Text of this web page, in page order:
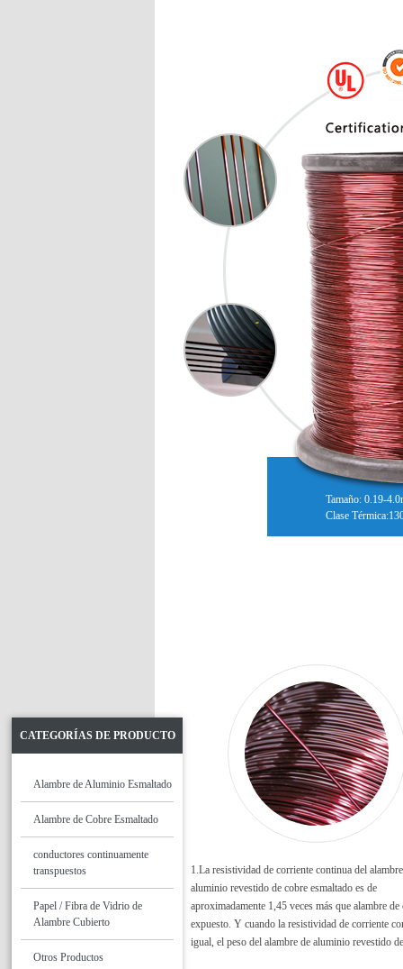
Tamaño: 0.19-
Clase
1.La resistividad de corriente continua del
aluminio revestido de cobre esmaltado es de
aproximadamente 1,45 veces más que alambre de
expuesto. Y cuando la resistividad de corriente
igual, el peso del alambre de aluminio revestido
CATEGORÍAS DE PRODUCTO
Alambre de Aluminio Esmaltado
Alambre de Cobre Esmaltado
conductores continuamente
transpuestos
Papel / Fibra de Vidrio de
Alambre Cubierto
Otros Productos